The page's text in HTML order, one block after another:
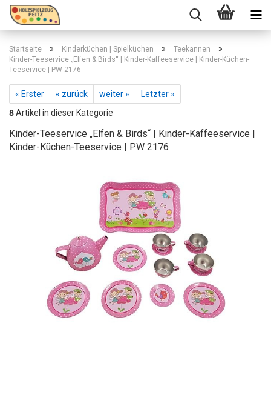
Startseite » Kinderküchen | Spielküchen » Teekannen »
Kinder-Teeservice „Elfen & Birds“ | Kinder-Kaffeeservice | Kinder-Küchen-
Teeservice | PW 2176
« Erster « zurück weiter »
Letzter »
8Artikel in dieser Kategorie
Kinder-Teeservice „Elfen & Birds“ | Kinder-Kaffeeservice |
Kinder-Küchen-Teeservice | PW 2176